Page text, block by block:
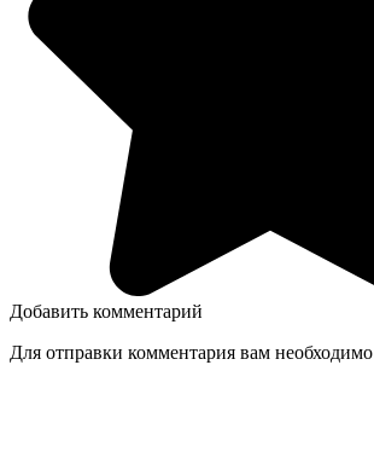
Добавить комментарий
Для отправки комментария вам необходимо